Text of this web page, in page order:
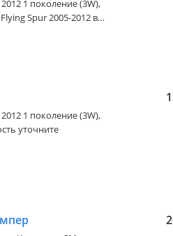
1 поколение (3W),
Spur 2005-2012 в
1 поколение (3W),
уточните